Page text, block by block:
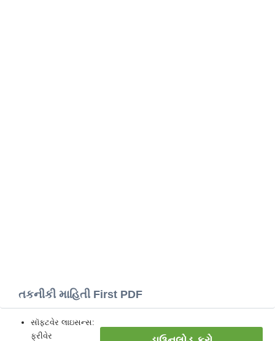
તકનીકી માહિતી First PDF
સૉફ્ટવેર લાઇસન્સ:
ફ્રીવેર